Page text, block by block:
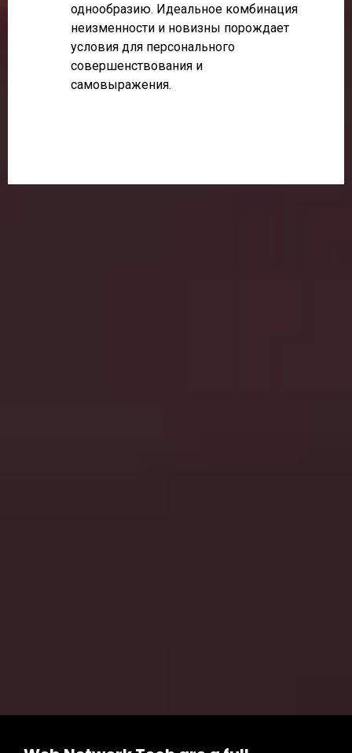
однообразию. Идеальное комбинация
неизменности и новизны порождает
условия для персонального
совершенствования и
самовыражения.